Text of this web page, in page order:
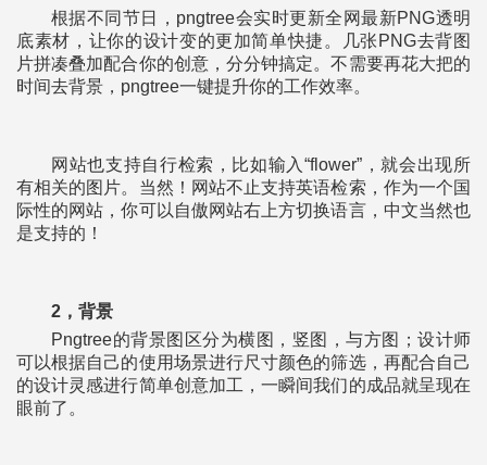
根据不同节日，pngtree会实时更新全网最新PNG透明
底素材，让你的设计变的更加简单快捷。几张PNG去背图
片拼凑叠加配合你的创意，分分钟搞定。不需要再花大把的
时间去背景，pngtree一键提升你的工作效率。
网站也支持自行检索，比如输入“flower”，就会出现所
有相关的图片。当然！网站不止支持英语检索，作为一个国
际性的网站，你可以自傲网站右上方切换语言，中文当然也
是支持的！
2，背景
Pngtree的背景图区分为横图，竖图，与方图；设计师
可以根据自己的使用场景进行尺寸颜色的筛选，再配合自己
的设计灵感进行简单创意加工，一瞬间我们的成品就呈现在
眼前了。